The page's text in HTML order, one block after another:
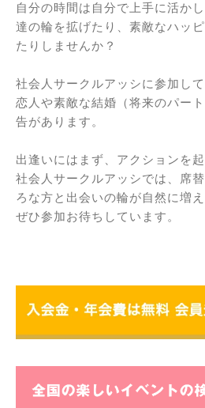
自分の時間は自分で上手に活か
達の輪を拡げたり、素敵なハッ
たりしませんか？
社会人サークルアッシに参加し
恋人や素敵な結婚（将来のパー
告があります。
出逢いにはまず、アクションを
社会人サークルアッシでは、席
ろな方と出会いの輪が自然に増え
ぜひ参加お待ちしています。